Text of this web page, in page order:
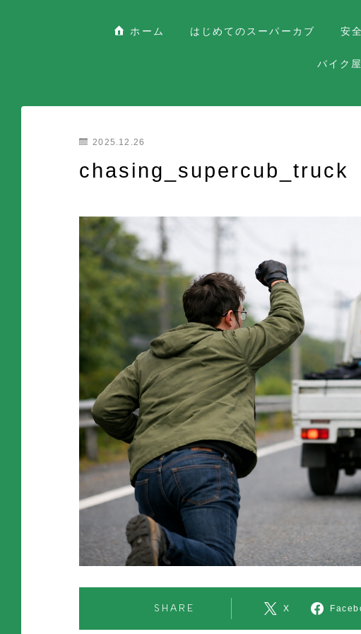
ホーム はじめてのスーパーカブ 安
バイク
2025.12.26
chasing_supercub_truck
SHARE X